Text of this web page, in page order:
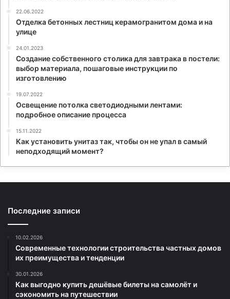
22.06.2022
Отделка бетонных лестниц керамогранитом дома и на
улице
24.01.2023
Создание собственного столика для завтрака в постели:
выбор материала, пошаговые инструкции по
изготовлению
19.07.2022
Освещение потолка светодиодными лентами:
подробное описание процесса
15.11.2022
Как установить унитаз так, чтобы он не упал в самый
неподходящий момент?
Последние записи
10.02.2026
Современные технологии строительства частных домов
их преимущества и тенденции
30.01.2026
Как выгодно купить дешёвые билеты на самолёт и
сэкономить на путешествии